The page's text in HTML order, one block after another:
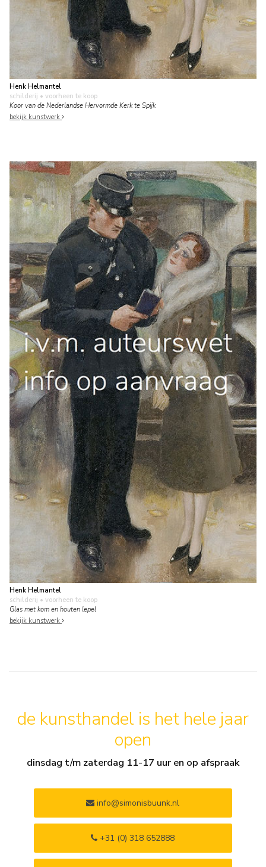
Henk Helmantel
schilderij • voorheen te koop
Koor van de Nederlandse Hervormde Kerk te Spijk
bekijk kunstwerk
Henk Helmantel
schilderij • voorheen te koop
Glas met kom en houten lepel
bekijk kunstwerk
de kunsthandel is het hele jaar
open
dinsdag t/m zaterdag 11-17 uur en op afspraak
info@simonisbuunk.nl
+31 (0) 318 652888